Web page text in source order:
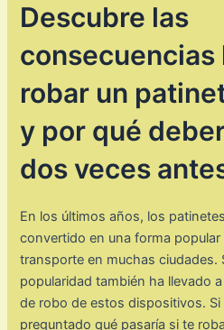
Descubre las
consecuencias
robar un
y por qué
dos veces
En los últimos años, los
convertido en una forma
transporte en muchas ciudades.
popularidad también ha llevado
de robo de estos dispositivos. Si
preguntado qué pasaría si te